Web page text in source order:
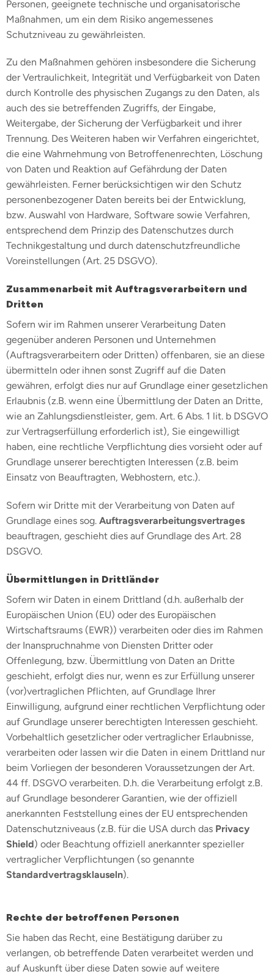
Personen, geeignete technische und organisatorische
Maßnahmen, um ein dem Risiko angemessenes
Schutzniveau zu gewährleisten.
Zu den Maßnahmen gehören insbesondere die Sicherung
der Vertraulichkeit, Integrität und Verfügbarkeit von Daten
durch Kontrolle des physischen Zugangs zu den Daten, als
auch des sie betreffenden Zugriffs, der Eingabe,
Weitergabe, der Sicherung der Verfügbarkeit und ihrer
Trennung. Des Weiteren haben wir Verfahren eingerichtet,
die eine Wahrnehmung von Betroffenenrechten, Löschung
von Daten und Reaktion auf Gefährdung der Daten
gewährleisten. Ferner berücksichtigen wir den Schutz
personenbezogener Daten bereits bei der Entwicklung,
bzw. Auswahl von Hardware, Software sowie Verfahren,
entsprechend dem Prinzip des Datenschutzes durch
Technikgestaltung und durch datenschutzfreundliche
Voreinstellungen (Art. 25 DSGVO).
Zusammenarbeit mit Auftragsverarbeitern und
Dritten
Sofern wir im Rahmen unserer Verarbeitung Daten
gegenüber anderen Personen und Unternehmen
(Auftragsverarbeitern oder Dritten) offenbaren, sie an diese
übermitteln oder ihnen sonst Zugriff auf die Daten
gewähren, erfolgt dies nur auf Grundlage einer gesetzlichen
Erlaubnis (z.B. wenn eine Übermittlung der Daten an Dritte,
wie an Zahlungsdienstleister, gem. Art. 6 Abs. 1 lit. b DSGVO
zur Vertragserfüllung erforderlich ist), Sie eingewilligt
haben, eine rechtliche Verpflichtung dies vorsieht oder auf
Grundlage unserer berechtigten Interessen (z.B. beim
Einsatz von Beauftragten, Webhostern, etc.).
Sofern wir Dritte mit der Verarbeitung von Daten auf
Grundlage eines sog. Auftragsverarbeitungsvertrages
beauftragen, geschieht dies auf Grundlage des Art. 28
DSGVO.
Übermittlungen in Drittländer
Sofern wir Daten in einem Drittland (d.h. außerhalb der
Europäischen Union (EU) oder des Europäischen
Wirtschaftsraums (EWR)) verarbeiten oder dies im Rahmen
der Inanspruchnahme von Diensten Dritter oder
Offenlegung, bzw. Übermittlung von Daten an Dritte
geschieht, erfolgt dies nur, wenn es zur Erfüllung unserer
(vor)vertraglichen Pflichten, auf Grundlage Ihrer
Einwilligung, aufgrund einer rechtlichen Verpflichtung oder
auf Grundlage unserer berechtigten Interessen geschieht.
Vorbehaltlich gesetzlicher oder vertraglicher Erlaubnisse,
verarbeiten oder lassen wir die Daten in einem Drittland nur
beim Vorliegen der besonderen Voraussetzungen der Art.
44 ff. DSGVO verarbeiten. D.h. die Verarbeitung erfolgt z.B.
auf Grundlage besonderer Garantien, wie der offiziell
anerkannten Feststellung eines der EU entsprechenden
Datenschutzniveaus (z.B. für die USA durch das Privacy
Shield) oder Beachtung offiziell anerkannter spezieller
vertraglicher Verpflichtungen (so genannte
Standardvertragsklauseln).
Rechte der betroffenen Personen
Sie haben das Recht, eine Bestätigung darüber zu
verlangen, ob betreffende Daten verarbeitet werden und
auf Auskunft über diese Daten sowie auf weitere